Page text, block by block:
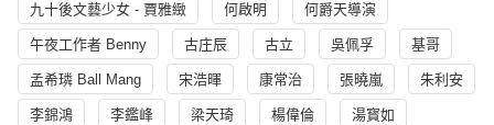
九十後文藝少女 - 賈雅緻 何啟明 何爵天導演
午夜工作者 Benny 古庄辰 古立 吳佩孚 基哥
孟希璘 Ball Mang 宋浩暉 康常治 張曉嵐 朱利安
李錦鴻 李鑑峰 梁天琦 楊偉倫 湯寳如